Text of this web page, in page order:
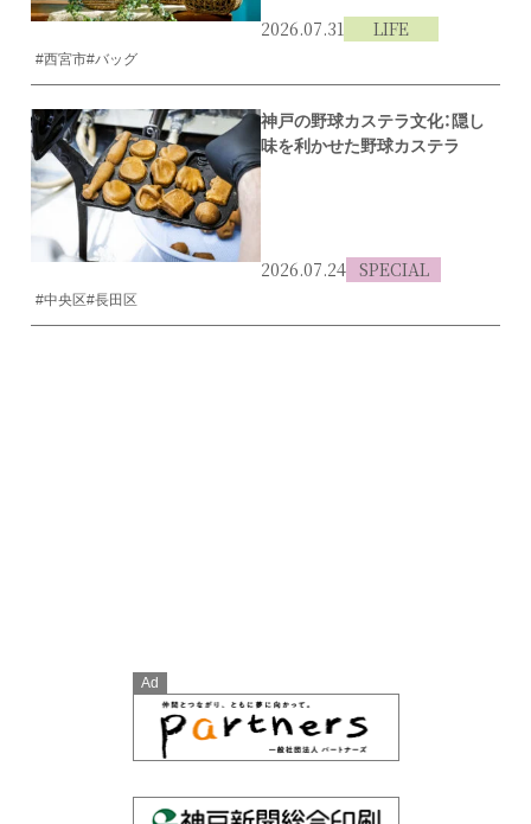
2026.07.31 LIFE
#西宮市#バッグ
神戸の野球カステラ文化：隠し
味を利かせた野球カステラ
2026.07.24 SPECIAL
#中央区#長田区
Ad